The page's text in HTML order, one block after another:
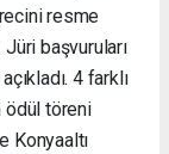
resme
başvuruları
4 farklı
ödül töreni
Konyaaltı